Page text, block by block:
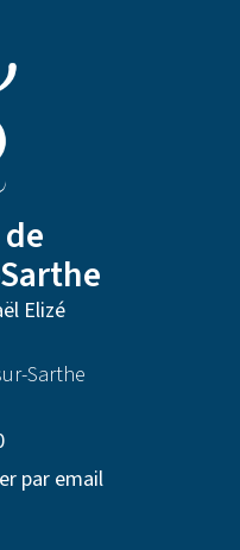
Elizé
Sarthe
par email